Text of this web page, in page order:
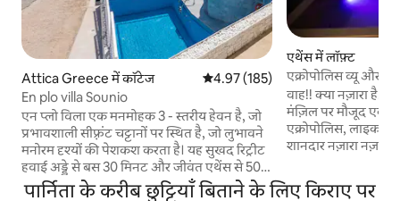
Attica Greece में कॉटेज औसत रेटिंग 5 में से 4.97, 185 समीक्षाएँ
4.97 (185)
En plo villa Sounio
एन प्लो विला एक मनमोहक 3 - स्तरीय हेवन है, जो
प्रभावशाली सीफ़्रंट चट्टानों पर स्थित है, जो लुभावने
मनोरम दृश्यों की पेशकश करता है। यह सुखद रिट्रीट
हवाई अड्डे से बस 30 मिनट और जीवंत एथेंस से 50
मिनट की दूरी पर सुविधाजनक निकटता का आनंद
एथेंस में लॉफ़्ट
एक्रोपोलिस व्यू और
पेंटहाउस
वाह!! क्या नज़ारा है!!
मंज़िल पर मौजूद एक
एक्रोपोलिस, लाइकाबेटस पहाड़ी
शानदार नज़ारा नज़र
एक अनोखी जगह! वाइन की एक मुफ़्त बोतल का
आनंद लें और हमें
पार्निता के करीब छुट्टियाँ बिताने के लिए किराए पर